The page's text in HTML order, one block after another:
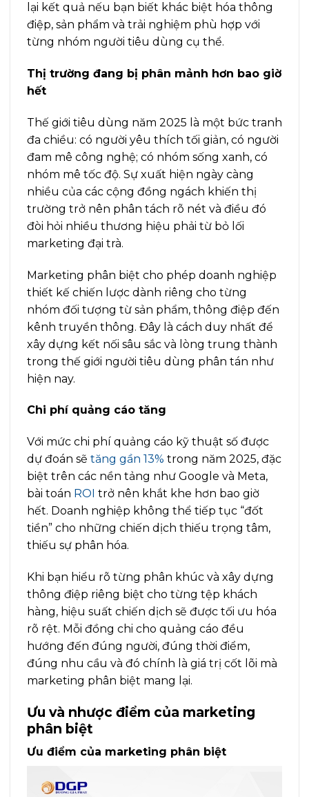
lại kết quả nếu bạn biết khác biệt hóa thông
điệp, sản phẩm và trải nghiệm phù hợp với
từng nhóm người tiêu dùng cụ thể.
Thị trường đang bị phân mảnh hơn bao giờ
hết
Thế giới tiêu dùng năm 2025 là một bức tranh
đa chiều: có người yêu thích tối giản, có người
đam mê công nghệ; có nhóm sống xanh, có
nhóm mê tốc độ. Sự xuất hiện ngày càng
nhiều của các cộng đồng ngách khiến thị
trường trở nên phân tách rõ nét và điều đó
đòi hỏi nhiều thương hiệu phải từ bỏ lối
marketing đại trà.
Marketing phân biệt cho phép doanh nghiệp
thiết kế chiến lược dành riêng cho từng
nhóm đối tượng từ sản phẩm, thông điệp đến
kênh truyền thông. Đây là cách duy nhất để
xây dựng kết nối sâu sắc và lòng trung thành
trong thế giới người tiêu dùng phân tán như
hiện nay.
Chi phí quảng cáo tăng
Với mức chi phí quảng cáo kỹ thuật số được
dự đoán sẽ tăng gần 13% trong năm 2025, đặc
biệt trên các nền tảng như Google và Meta,
bài toán ROI trở nên khắt khe hơn bao giờ
hết. Doanh nghiệp không thể tiếp tục “đốt
tiền” cho những chiến dịch thiếu trọng tâm,
thiếu sự phân hóa.
Khi bạn hiểu rõ từng phân khúc và xây dựng
thông điệp riêng biệt cho từng tệp khách
hàng, hiệu suất chiến dịch sẽ được tối ưu hóa
rõ rệt. Mỗi đồng chi cho quảng cáo đều
hướng đến đúng người, đúng thời điểm,
đúng nhu cầu và đó chính là giá trị cốt lõi mà
marketing phân biệt mang lại.
Ưu và nhược điểm của marketing
phân biệt
Ưu điểm của marketing phân biệt